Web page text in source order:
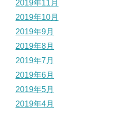
2019年11月
2019年10月
2019年9月
2019年8月
2019年7月
2019年6月
2019年5月
2019年4月